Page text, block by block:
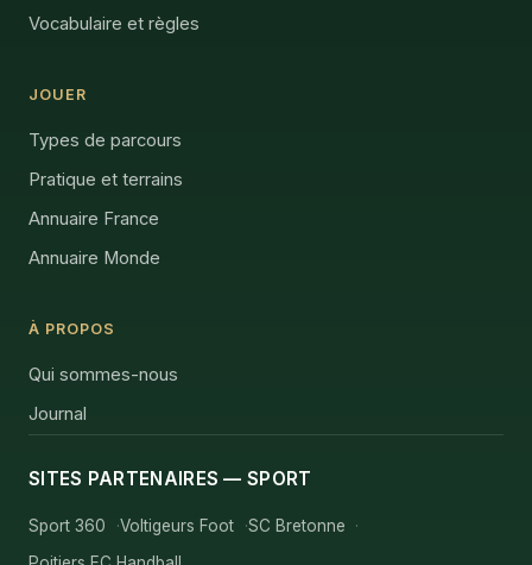
Vocabulaire et règles
JOUER
Types de parcours
Pratique et terrains
Annuaire France
Annuaire Monde
À PROPOS
Qui sommes-nous
Journal
SITES PARTENAIRES — SPORT
Sport 360 Voltigeurs Foot
SC Bretonne